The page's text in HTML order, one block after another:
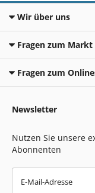
Wir über uns
Fragen zum Markt
Fragen zum
Newsletter
Nutzen Sie unsere
Abonnenten
E-Mail-Adresse